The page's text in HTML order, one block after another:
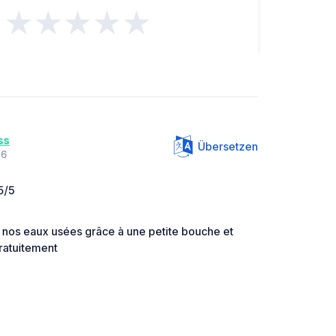
★★★★★
Übersetzen
5
eaux usées grâce à une petite bouche et